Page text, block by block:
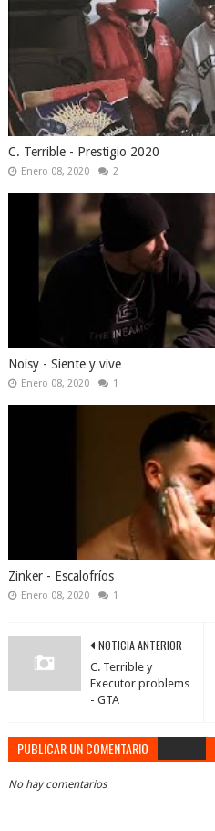
C. Terrible - Prestigio 2020
Enero 08, 2020 2
Noisy - Siente y vive
Enero 08, 2020 1
Zinker - Escalofríos
Enero 08, 2020 1
NOTICIA ANTERIOR
C. Terrible y
Executor problems
- GTA
PUBLICAR UN COMENTARIO
No hay comentarios